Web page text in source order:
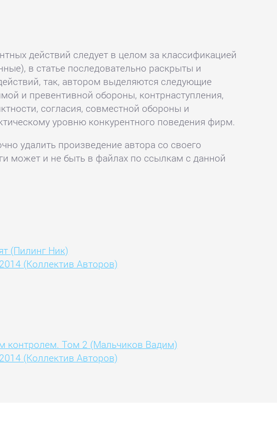
действий следует в целом за классификацией
в статье последовательно раскрыты и
так, автором выделяются следующие
и превентивной обороны, контрнаступления,
согласия, совместной обороны и
уровню конкурентного поведения фирм.
удалить произведение автора со своего
может и не быть в файлах по ссылкам с данной
(Пилинг Ник)
(Коллектив Авторов)
контролем. Том 2 (Мальчиков Вадим)
(Коллектив Авторов)